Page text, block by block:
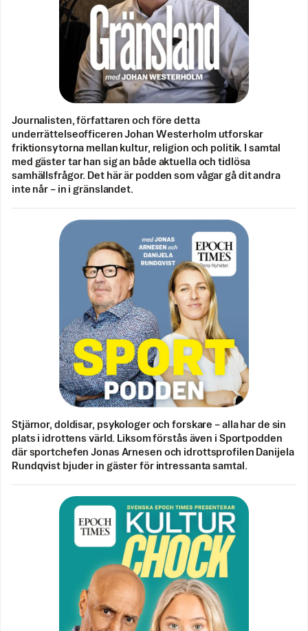
Journalisten, författaren och före detta
underrättelseofficeren Johan Westerholm utforskar
friktionsytorna mellan kultur, religion och politik. I samtal
med gäster tar han sig an både aktuella och tidlösa
samhällsfrågor. Det här är podden som vågar gå dit andra
inte når – in i gränslandet.
Stjärnor, doldisar, psykologer och forskare – alla har de sin
plats i idrottens värld. Liksom förstås även i Sportpodden
där sportchefen Jonas Arnesen och idrottsprofilen Danijela
Rundqvist bjuder in gäster för intressanta samtal.